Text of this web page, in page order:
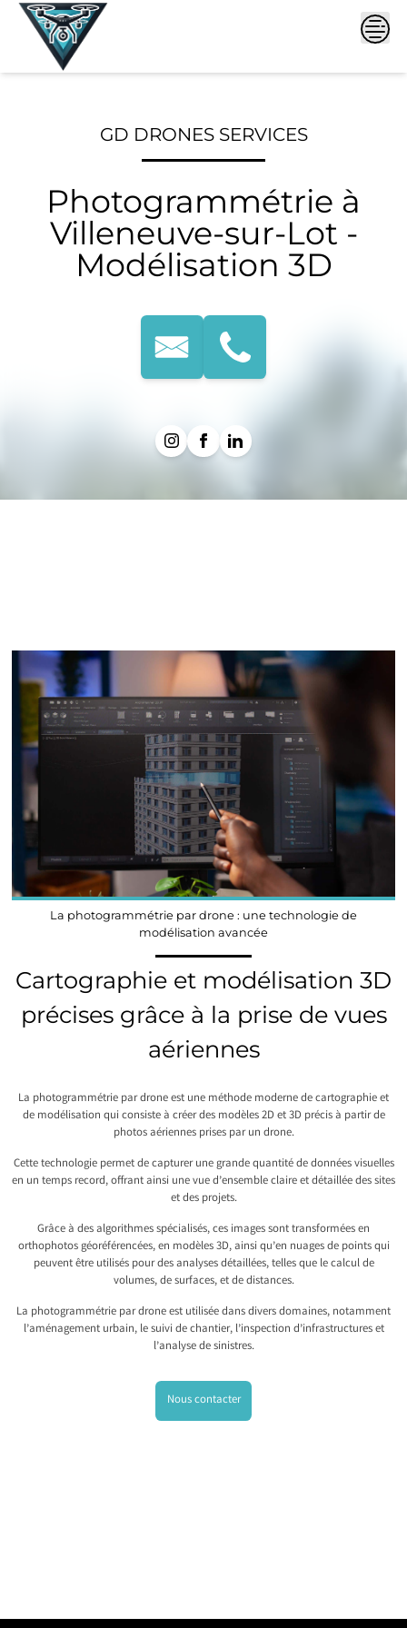
Skip
GD DRONES SERVICES
Photogrammétrie à
Villeneuve-sur-Lot -
Modélisation 3D
La photogrammétrie par drone : une technologie de
modélisation avancée
Cartographie et modélisation 3D
précises grâce à la prise de vues
aériennes
La photogrammétrie par drone est une méthode moderne de cartographie et
de modélisation qui consiste à créer des modèles 2D et 3D précis à partir de
photos aériennes prises par un drone.
Cette technologie permet de capturer une grande quantité de données visuelles
en un temps record, offrant ainsi une vue d’ensemble claire et détaillée des sites
et des projets.
Grâce à des algorithmes spécialisés, ces images sont transformées en
orthophotos géoréférencées, en modèles 3D, ainsi qu’en nuages de points qui
peuvent être utilisés pour des analyses détaillées, telles que le calcul de
volumes, de surfaces, et de distances.
La photogrammétrie par drone est utilisée dans divers domaines, notamment
l’aménagement urbain, le suivi de chantier, l’inspection d’infrastructures et
l’analyse de sinistres.
Nous contacter